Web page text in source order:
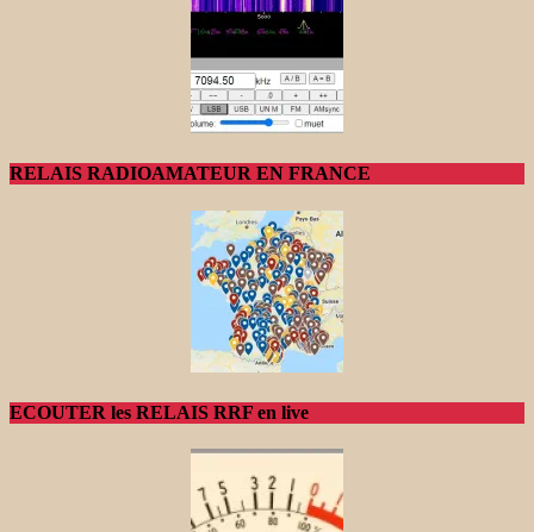
RELAIS RADIOAMATEUR EN FRANCE
ECOUTER les RELAIS RRF en live